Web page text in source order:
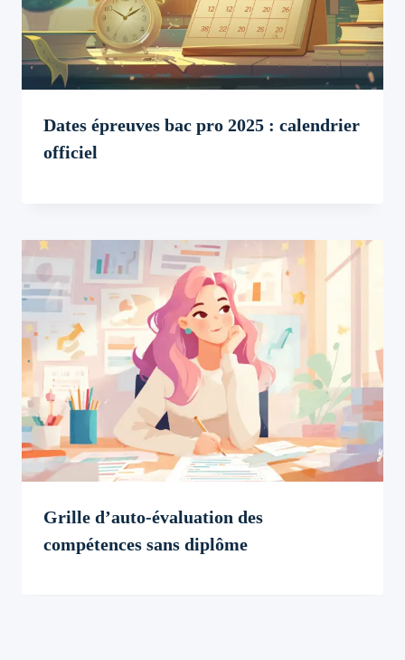
Dates épreuves bac pro 2025 : calendrier
officiel
Grille d’auto-évaluation des
compétences sans diplôme